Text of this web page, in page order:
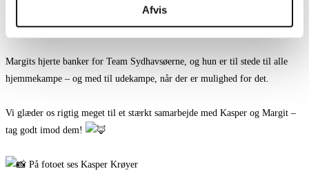
Afvis
poster som bestyrelsesmedlem, formand for Ungdomsudvalget, holdleder
for forskellige hold m.m.
Margits hjerte banker for Team Sydhavsøerne, og hun er til stede til alle
hjemmekampe – og med til udekampe, når der er mulighed for det.
Vi glæder os rigtig meget til et stærkt samarbejde med Kasper og Margit –
tag godt imod dem!
På fotoet ses Kasper Krøyer